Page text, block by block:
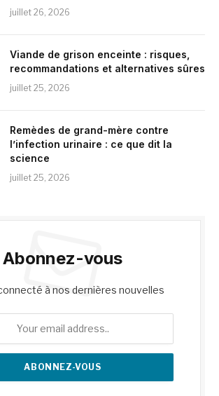
juillet 26, 2026
Viande de grison enceinte : risques,
recommandations et alternatives sûres
juillet 25, 2026
Remèdes de grand-mère contre
l’infection urinaire : ce que dit la
science
juillet 25, 2026
Abonnez-vous
à nos dernières nouvelles